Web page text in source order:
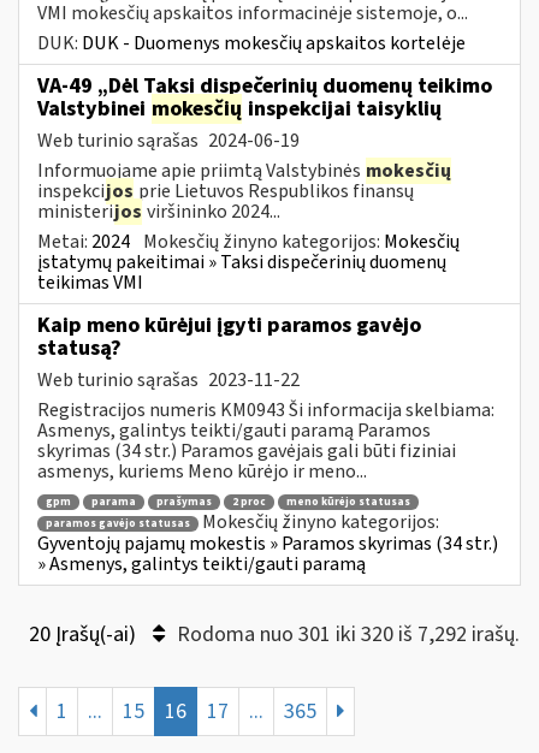
VMI mokesčių apskaitos informacinėje sistemoje, o...
DUK: DUK - Duomenys mokesčių apskaitos kortelėje
VA-49 „Dėl Taksi dispečerinių duomenų teikimo
Valstybinei mokesčių inspekcijai taisyklių
Web turinio sąrašas 2024-06-19
Informuojame apie priimtą Valstybinės mokesčių
inspekcijos prie Lietuvos Respublikos finansų
ministerijos viršininko 2024...
Metai: 2024 Mokesčių žinyno kategorijos: Mokesčių
įstatymų pakeitimai » Taksi dispečerinių duomenų
teikimas VMI
Kaip meno kūrėjui įgyti paramos gavėjo
statusą?
Web turinio sąrašas 2023-11-22
Registracijos numeris KM0943 Ši informacija skelbiama:
Asmenys, galintys teikti/gauti paramą Paramos
skyrimas (34 str.) Paramos gavėjais gali būti fiziniai
asmenys, kuriems Meno kūrėjo ir meno...
gpm parama prašymas 2 proc
meno kūrėjo statusas
paramos gavėjo statusas
Mokesčių žinyno kategorijos:
Gyventojų pajamų mokestis » Paramos skyrimas (34 str.)
» Asmenys, galintys teikti/gauti paramą
20 Įrašų(-ai) Rodoma nuo 301 iki 320 iš 7,292 irašų.
1 ... 15 16 17 ... 365